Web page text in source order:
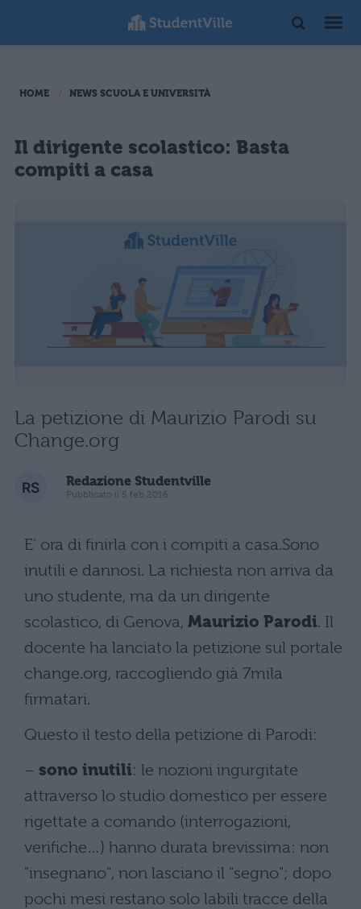
HOME NEWS SCUOLA E UNIVERSITÀ
Il dirigente scolastico: Basta
compiti a casa
La petizione di Maurizio Parodi su
Change.org
Redazione Studentville
Pubblicato il 5 feb 2016
E' ora di finirla con i compiti a casa.Sono
inutili e dannosi. La richiesta non arriva da
uno studente, ma da un dirigente
scolastico, di Genova, Maurizio Parodi. Il
docente ha lanciato la petizione sul portale
change.org, raccogliendo già 7mila
firmatari.
Questo il testo della petizione di Parodi:
– sono inutili: le nozioni ingurgitate
attraverso lo studio domestico per essere
rigettate a comando (interrogazioni,
verifiche…) hanno durata brevissima: non
"insegnano", non lasciano il "segno"; dopo
pochi mesi restano solo labili tracce della